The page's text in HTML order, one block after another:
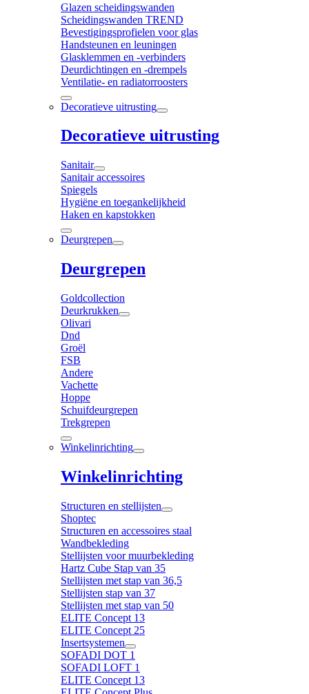
Glazen scheidingswanden
Scheidingswanden TREND
Bevestigingsprofielen voor glas
Handsteunen en leuningen
Glasklemmen en -verbinders
Deurdichtingen en -drempels
Ventilatie- en radiatorroosters
Decoratieve uitrusting
Decoratieve uitrusting
Sanitair
Sanitair accessoires
Spiegels
Hygiëne en toegankelijkheid
Haken en kapstokken
Deurgrepen
Deurgrepen
Goldcollection
Deurkrukken
Olivari
Dnd
Groël
FSB
Andere
Vachette
Hoppe
Schuifdeurgrepen
Trekgrepen
Winkelinrichting
Winkelinrichting
Structuren en stellijsten
Shoptec
Structuren en accessoires staal
Wandbekleding
Stellijsten voor muurbekleding
Hartz Cube Stap van 35
Stellijsten met stap van 36,5
Stellijsten stap van 37
Stellijsten met stap van 50
ELITE Concept 13
ELITE Concept 25
Insertsystemen
SOFADI DOT 1
SOFADI LOFT 1
ELITE Concept 13